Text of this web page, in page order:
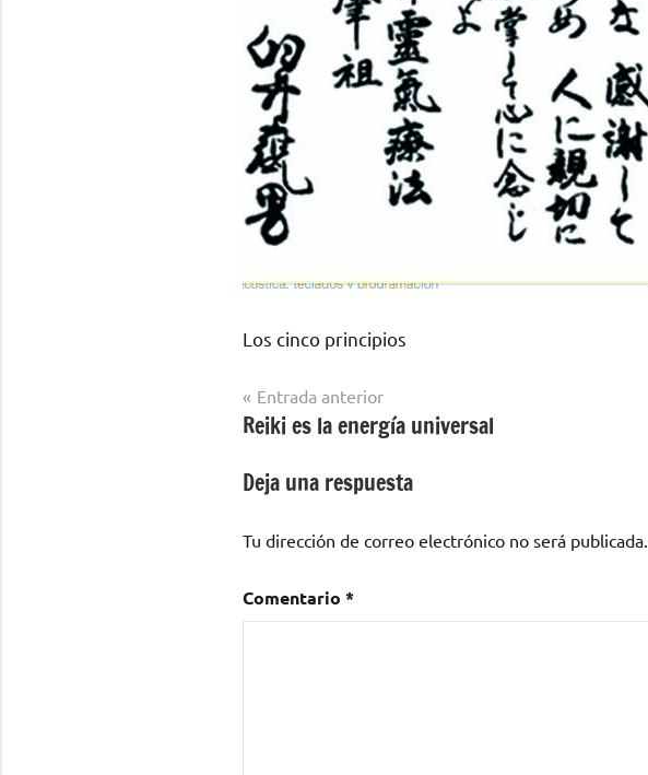
Los cinco principios
Navegación
de
entradas
Entrada anterior
Reiki es la energía universal
Deja una respuesta
Tu dirección de correo electrónico no será publicada.
Comentario *